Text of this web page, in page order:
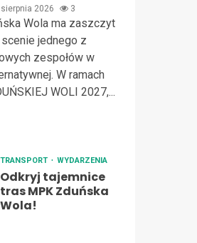
2026 3
Wola ma zaszczyt
jednego z
zespołów w
W ramach
WOLI 2027,...
TRANSPORT WYDARZENIA
Odkryj tajemnice
tras MPK Zduńska
Wola!